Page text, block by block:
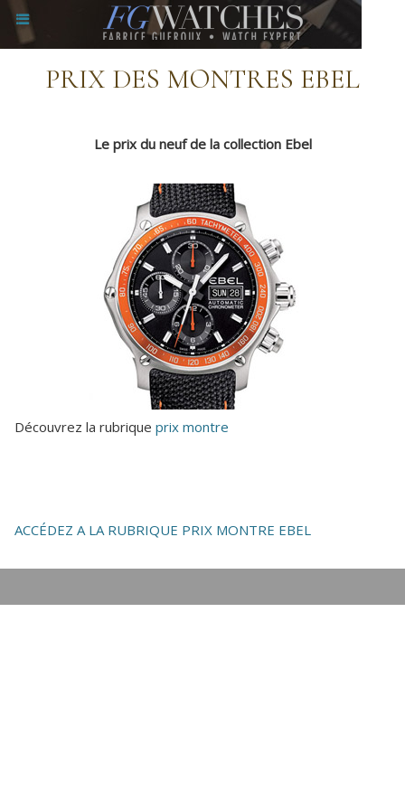
PRIX DES MONTRES EBEL
Le prix du neuf de la collection Ebel
Découvrez la rubrique prix montre
ACCÉDEZ A LA RUBRIQUE PRIX MONTRE EBEL